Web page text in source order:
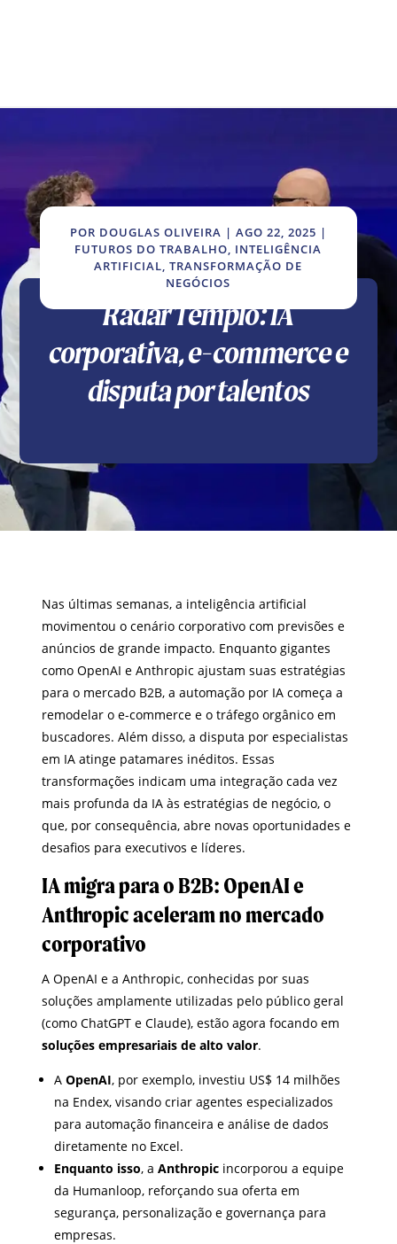
POR DOUGLAS OLIVEIRA | AGO 22, 2025 |
FUTUROS DO TRABALHO, INTELIGÊNCIA
ARTIFICIAL,TRANSFORMAÇÃO DE
NEGÓCIOS
Radar Templo: IA
corporativa, e-commerce e
disputa por talentos
Nas últimas semanas, a inteligência artificial
movimentou o cenário corporativo com previsões e
anúncios de grande impacto. Enquanto gigantes
como OpenAI e Anthropic ajustam suas estratégias
para o mercado B2B, a automação por IA começa a
remodelar o e-commerce e o tráfego orgânico em
buscadores. Além disso, a disputa por especialistas
em IA atinge patamares inéditos. Essas
transformações indicam uma integração cada vez
mais profunda da IA às estratégias de negócio, o
que, por consequência, abre novas oportunidades e
desafios para executivos e líderes.
IA migra para o B2B: OpenAI e
Anthropic aceleram no mercado
corporativo
A OpenAI e a Anthropic, conhecidas por suas
soluções amplamente utilizadas pelo público geral
(como ChatGPT e Claude), estão agora focando em
soluções empresariais de alto valor.
AOpenAI, por exemplo, investiu US$ 14 milhões
na Endex, visando criar agentes especializados
para automação financeira e análise de dados
diretamente no Excel.
Enquanto isso, aAnthropic incorporou a equipe
da Humanloop, reforçando sua oferta em
segurança, personalização e governança para
empresas.